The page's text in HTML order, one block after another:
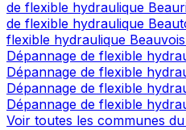
de flexible hydraulique
de flexible hydraulique
flexible hydraulique
Dépannage de flexible
Dépannage de flexible
Dépannage de flexible
Dépannage de flexible
Voir toutes les communes du